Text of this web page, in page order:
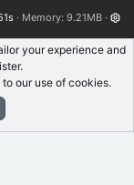
Memory 9.21MB
your experience and
our use of cookies.